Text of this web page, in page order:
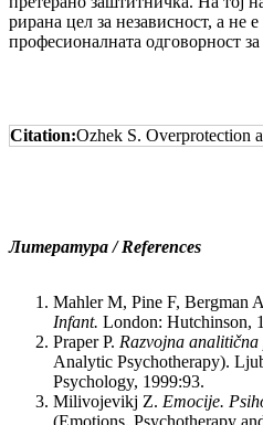
рирана цел за независност, а не
професионалната одговорност за
Citation:Ozhek S. Overprotection
Литература / References
Mahler M, Pine F, Bergman
Infant. London: Hutchinson,
Praper P. Razvojna
Analytic Psychotherapy).
Psychology, 1999:93.
Milivojevikj Z. Emocije.